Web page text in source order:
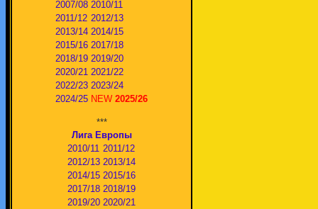
2007/08 2010/11
2011/12 2012/13
2013/14 2014/15
2015/16 2017/18
2018/19 2019/20
2020/21 2021/22
2022/23 2023/24
2024/25 NEW 2025/26
***
Лига Европы
2010/11 2011/12
2012/13 2013/14
2014/15 2015/16
2017/18 2018/19
2019/20 2020/21